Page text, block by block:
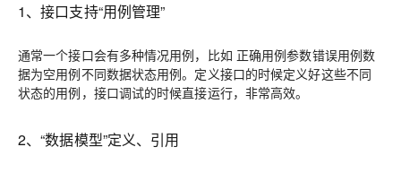
1、接口支持“用例管理”
通常一个接口会有多种情况用例，比如 正确用例参数错误用例数
据为空用例 不同数据状态用例。定义接口的时候定义好这些不同
状态的用例，接口调试的时候直接运行，非常高效。
2、“数据模型”定义、引用